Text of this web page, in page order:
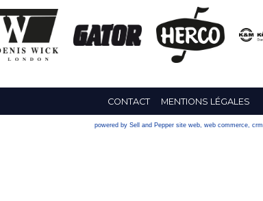
CONTACT MENTIONS LÉGALES
powered by Sell and Pepper site web, web commerce, crm